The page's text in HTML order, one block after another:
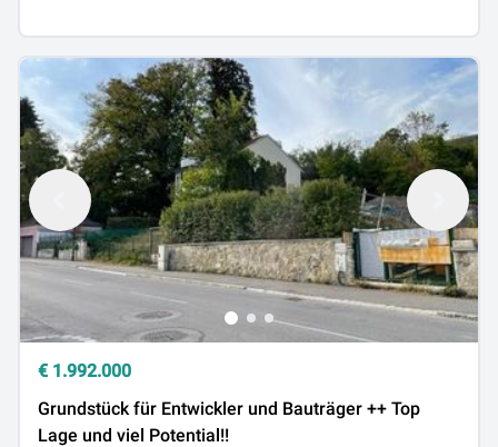
€ 1.992.000
Grundstück für Entwickler und Bauträger ++ Top
Lage und viel Potential!!